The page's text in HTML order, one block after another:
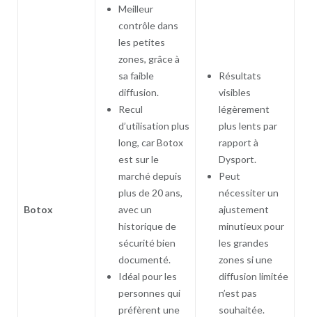
Botox
Meilleur
contrôle dans
les petites
zones, grâce à
sa faible
diffusion.
Recul
d’utilisation plus
long, car Botox
est sur le
marché depuis
plus de 20 ans,
avec un
historique de
sécurité bien
documenté.
Idéal pour les
personnes qui
préfèrent une
Résultats
visibles
légèrement
plus lents par
rapport à
Dysport.
Peut
nécessiter un
ajustement
minutieux pour
les grandes
zones si une
diffusion limitée
n’est pas
souhaitée.